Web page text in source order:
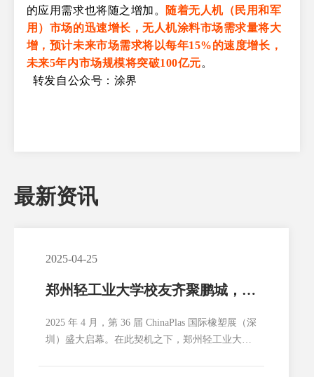
的应用需求也将随之增加。
随着无人机（民用和军
用）市场的迅速增长，无人机涂料市场需求量将大
增，预计未来市场需求将以每年15%的速度增长，
未来5年内市场规模将突破100亿元。
转发自公众号：涂界
最新资讯
2025-04-25
郑州轻工业大学校友齐聚鹏城，共
2025 年 4 月，第 36 届 ChinaPlas 国际橡塑展（深
圳）盛大启幕。在此契机之下，郑州轻工业大学